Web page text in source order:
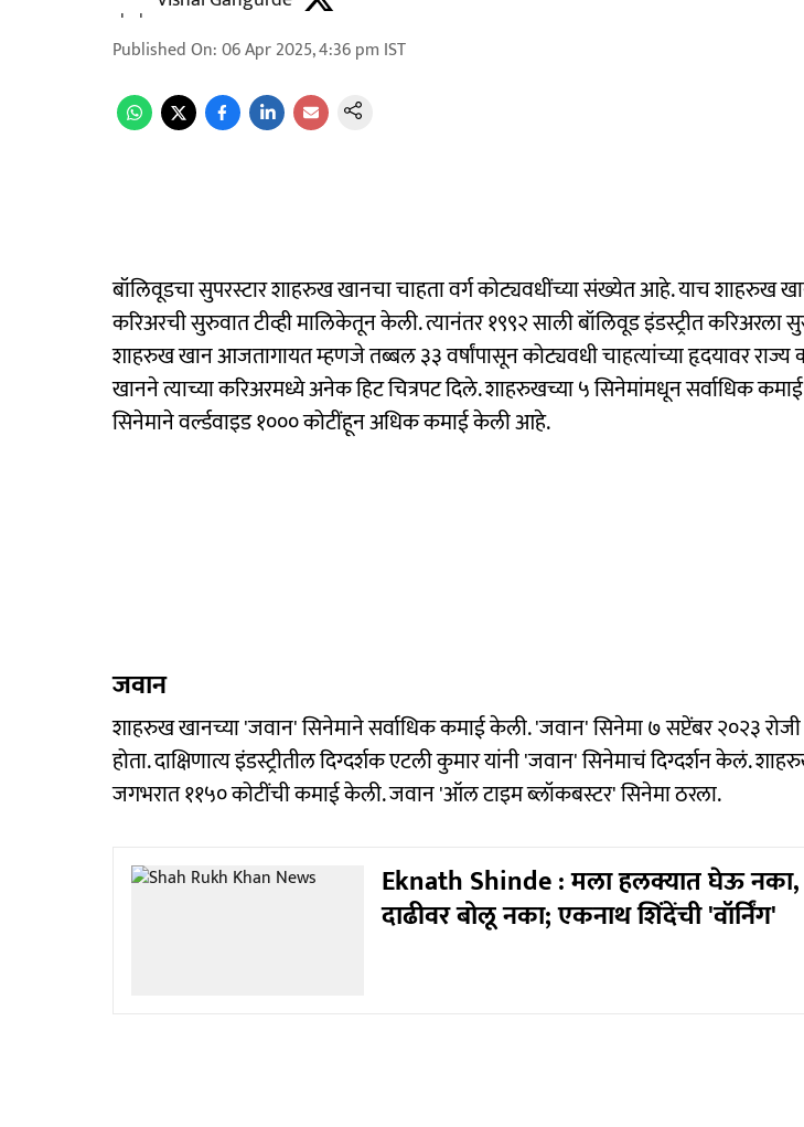
Published On:06 Apr 2025, 4:36 pm IST
बॉलिवूडचा सुपरस्टार शाहरुख खानचा चाहता वर्ग कोट्यवधींच्या संख्येत आहे. याच शाहरुख
करिअरची सुरुवात टीव्ही मालिकेतून केली. त्यानंतर १९९२ साली बॉलिवूड इंडस्ट्रीत करिअरला
शाहरुख खान आजतागायत म्हणजे तब्बल ३३ वर्षांपासून कोट्यवधी चाहत्यांच्या हृदयावर
खानने त्याच्या करिअरमध्ये अनेक हिट चित्रपट दिले. शाहरुखच्या ५ सिनेमांमधून सर्वाधिक कमाई
सिनेमाने वर्ल्डवाइड १००० कोटींहून अधिक कमाई केली आहे.
जवान
शाहरुख खानच्या 'जवान' सिनेमाने सर्वाधिक कमाई केली. 'जवान' सिनेमा ७ सप्टेंबर २०२३
होता. दाक्षिणात्य इंडस्ट्रीतील दिग्दर्शक एटली कुमार यांनी 'जवान' सिनेमाचं दिग्दर्शन केलं.
जगभरात ११५० कोटींची कमाई केली. जवान 'ऑल टाइम ब्लॉकबस्टर' सिनेमा ठरला.
Eknath Shinde : मला हलक्यात घेऊ नका,
दाढीवर बोलू नका; एकनाथ शिंदेंची 'वॉर्निंग'